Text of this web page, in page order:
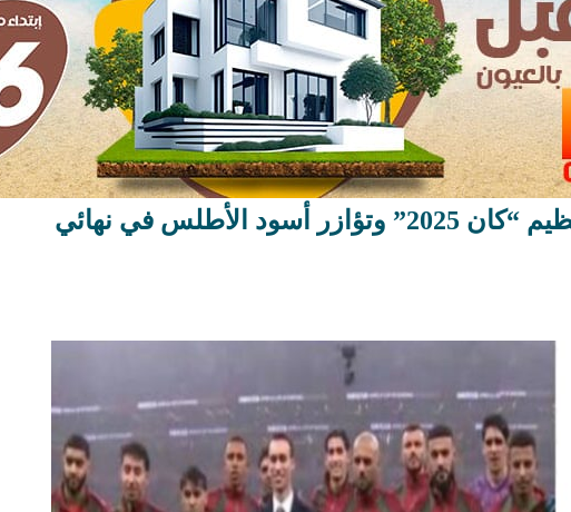
جماعة المرسى تحتفي بنجاح تنظيم “كان 2025” وتؤازر أسود الأطلس في نهائي